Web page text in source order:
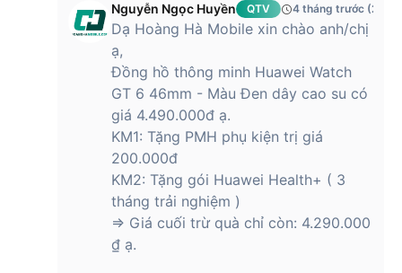
Nguyễn Ngọc Huyền QTV 4 tháng trước (28/
Dạ Hoàng Hà Mobile xin chào anh/chị
ạ,
Đồng hồ thông minh Huawei Watch
GT 6 46mm - Màu Đen dây cao su có
giá 4.490.000đ ạ.
KM1: Tặng PMH phụ kiện trị giá
200.000đ
KM2: Tặng gói Huawei Health+ ( 3
tháng trải nghiệm )
=> Giá cuối trừ quà chỉ còn: 4.290.000
₫ ạ.